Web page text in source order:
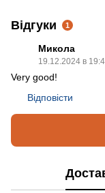
Відгуки 1
Микола
19.12.2024 в
Very good!
Відповісти